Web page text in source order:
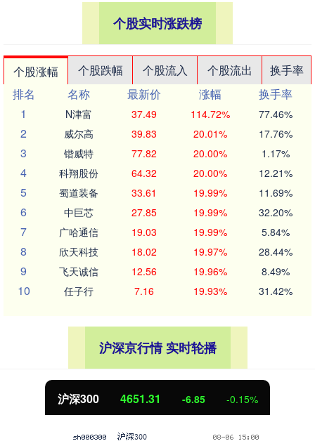
个股实时涨跌榜
个股涨幅 个股跌幅 个股流入 个股流出
换手率
排名
名称 最新价 涨幅
换手率
1
N津富 37.49 114.72% 77.46%
2 威尔高 39.83 20.01% 17.76%
3 锴威特 77.82 20.00% 1.17%
4 科翔股份 64.32 20.00% 12.21%
5 蜀道装备 33.61 19.99% 11.69%
6 中巨芯 27.85 19.99% 32.20%
7 广哈通信 19.03 19.99% 5.84%
8 欣天科技 18.02 19.97% 28.44%
9 飞天诚信 12.56 19.96% 8.49%
10 任子行 7.16 19.93% 31.42%
沪深京行情 实时轮播
沪深300 4651.31 -6.85 -0.15%